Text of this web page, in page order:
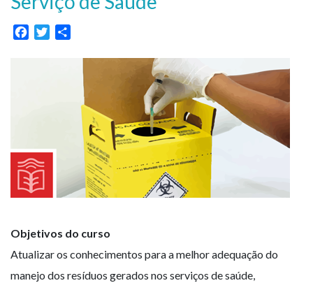
Facebook
Twitter
Objetivos do curso
Atualizar os conhecimentos para a melhor adequação do
manejo dos resíduos gerados nos serviços de saúde,